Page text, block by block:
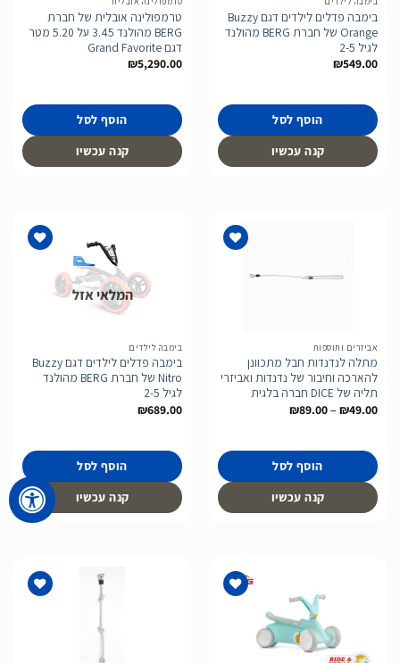
בימבה פדלים לילדים דגם Buzzy
Orange של חברת BERG מהולנד
לגיל 2-5
₪549.00
הוסף לסל
קנה עכשיו
טרמפולינה אובלית של חברת
BERG מהולנד 3.45 על 5.20 מטר
דגם Grand Favorite
₪5,290.00
הוסף לסל
קנה עכשיו
אביזרים ותוספות
מתלה לנדנדות חבל מתכוונן
להארכה וחיבור של נדנדות ואביזרי
תליה של DICE חברה בלגית
₪49.00
–
₪89.00 טווח
⁦₪89.00⁩
הוסף לסל
קנה עכשיו
המלאי אזל
בימבה לילדים
בימבה פדלים לילדים דגם Buzzy
Nitro של חברת BERG מהולנד
לגיל 2-5
₪689.00
הוסף לסל
קנה עכשיו